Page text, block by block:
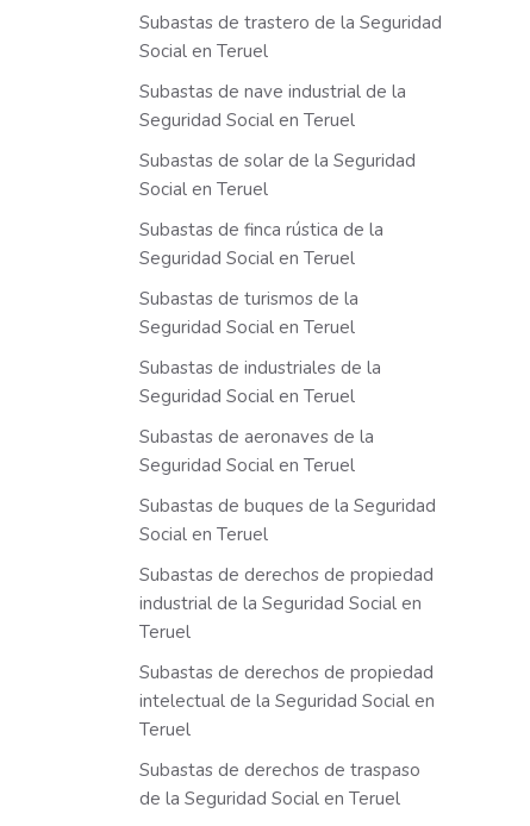
Subastas de trastero de la Seguridad
Social en Teruel
Subastas de nave industrial de la
Seguridad Social en Teruel
Subastas de solar de la Seguridad
Social en Teruel
Subastas de finca rústica de la
Seguridad Social en Teruel
Subastas de turismos de la
Seguridad Social en Teruel
Subastas de industriales de la
Seguridad Social en Teruel
Subastas de aeronaves de la
Seguridad Social en Teruel
Subastas de buques de la Seguridad
Social en Teruel
Subastas de derechos de propiedad
industrial de la Seguridad Social en
Teruel
Subastas de derechos de propiedad
intelectual de la Seguridad Social en
Teruel
Subastas de derechos de traspaso
de la Seguridad Social en Teruel